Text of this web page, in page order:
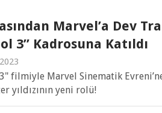
Marvel’a Dev
3” Kadrosuna Katıldı
filmiyle Marvel Sinematik
yıldızının yeni rolü!